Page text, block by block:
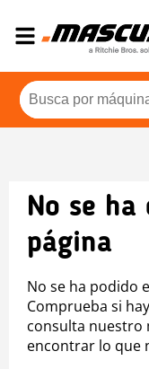
No se ha
página
No se ha podido
Comprueba si
consulta nuestro
encontrar lo que